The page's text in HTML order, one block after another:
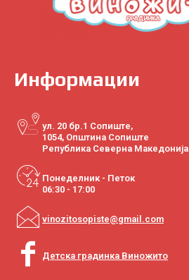
Информации
ул. 20 бр.1 Сопиште,
1054, Општина Сопиште
Република Северна Македонија
Понеделник - Петок
06:30 - 17:00
vinozitosopiste@gmail.com
Детска градинка Виножито